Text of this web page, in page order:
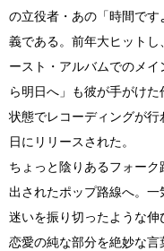
の立役者・あの「時間で
義である。前年大ヒット
ースト・アルバムでのメ
ら明日へ」も彼が手がけ
状態でレコーディングが
日にリリースされた。
ちょっと陰りあるフォー
出されたポップ路線へ。一
迷いを振り切ったような
恋愛の純な部分を絶妙な